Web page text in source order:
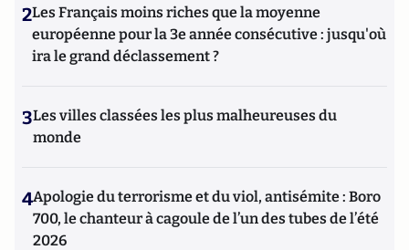
2Les Français moins riches que la moyenne
européenne pour la 3e année consécutive : jusqu'où
ira le grand déclassement ?
3Les villes classées les plus malheureuses du
monde
4Apologie du terrorisme et du viol, antisémite : Boro
700, le chanteur à cagoule de l’un des tubes de l’été
2026